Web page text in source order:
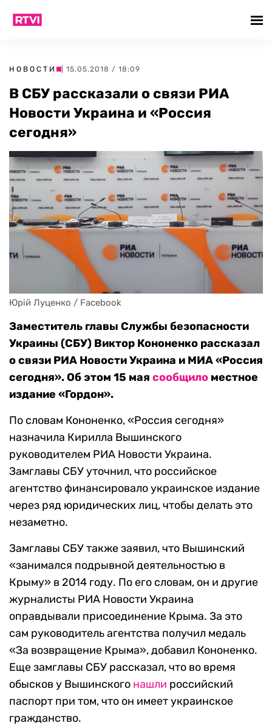
НОВОСТИ | 15.05.2018 / 18:09
В СБУ рассказали о связи РИА
Новости Украина и «Россия
сегодня»
Юрій Луценко / Facebook
Заместитель главы Службы безопасности
Украины (СБУ) Виктор Кононенко рассказал
о связи РИА Новости Украина и МИА «Россия
сегодня». Об этом 15 мая сообщило местное
издание «Гордон».
По словам Кононенко, «Россия сегодня»
назначила Кирилла Вышинского
руководителем РИА Новости Украина.
Замглавы СБУ уточнил, что российское
агентство финансировало украинское издание
через ряд юридических лиц, чтобы делать это
незаметно.
Замглавы СБУ также заявил, что Вышинский
«занимался подрывной деятельностью в
Крыму» в 2014 году. По его словам, он и другие
журналисты РИА Новости Украина
оправдывали присоединение Крыма. За это
сам руководитель агентства получил медаль
«За возвращение Крыма», добавил Кононенко.
Еще замглавы СБУ рассказал, что во время
обысков у Вышинского нашли российский
паспорт при том, что он имеет украинское
гражданство.